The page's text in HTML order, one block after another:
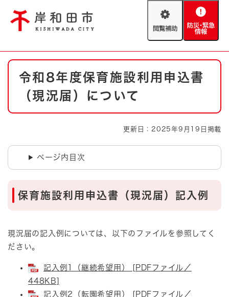
閲
助
防
緊
情
やさしい日本語
防災・緊急情報 救急・消防
ハザードマップ AED設置箇所
本
令和8年度保育施設利用申込書
（現況届）について
更新日：2025年9月19日掲載
ページ内目次
保育施設利用申込書（現況届）記入例
現況届の記入例については、以下のファイルを参照してく
ださい。
記入例1（継続希望用） [PDFファイル／
448KB]
記入例2（転園希望用） [PDFファイル／